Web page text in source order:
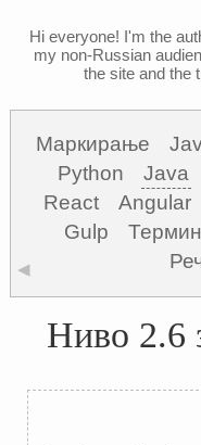
Hi everyone! I'm the
my non-Russian
the site and the
Маркирање
Python
Java
React
Angular
Gulp
◀
Ниво 2.6